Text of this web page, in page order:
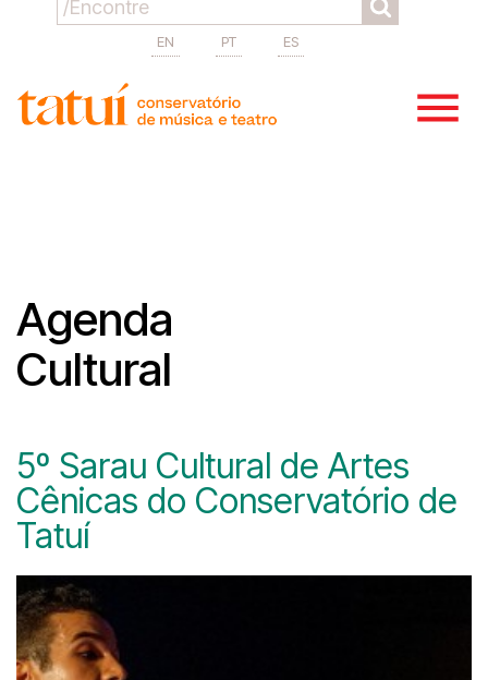
EN PT ES
Agenda
Cultural
5º Sarau Cultural de Artes
Cênicas do Conservatório de
Tatuí